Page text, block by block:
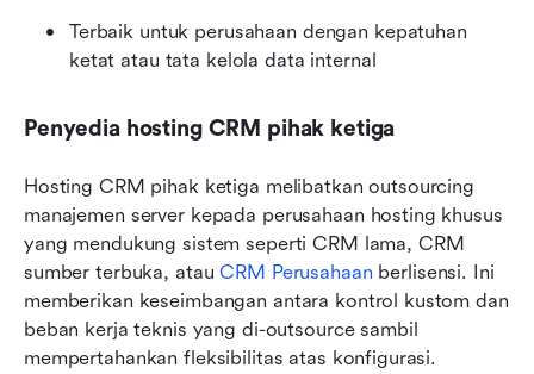
Terbaik untuk perusahaan dengan kepatuhan
ketat atau tata kelola data internal
Penyedia hosting CRM pihak ketiga
Hosting CRM pihak ketiga melibatkan outsourcing
manajemen server kepada perusahaan hosting khusus
yang mendukung sistem seperti CRM lama, CRM
sumber terbuka, atau CRM Perusahaan berlisensi. Ini
memberikan keseimbangan antara kontrol kustom dan
beban kerja teknis yang di-outsource sambil
mempertahankan fleksibilitas atas konfigurasi.